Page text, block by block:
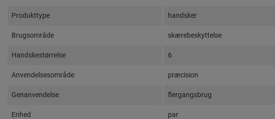
Produkttype handsker
Brugsområde skærebeskyttelse
Handskestørrelse 6
Anvendelsesområde præcision
Genanvendelse flergangsbrug
Enhed par